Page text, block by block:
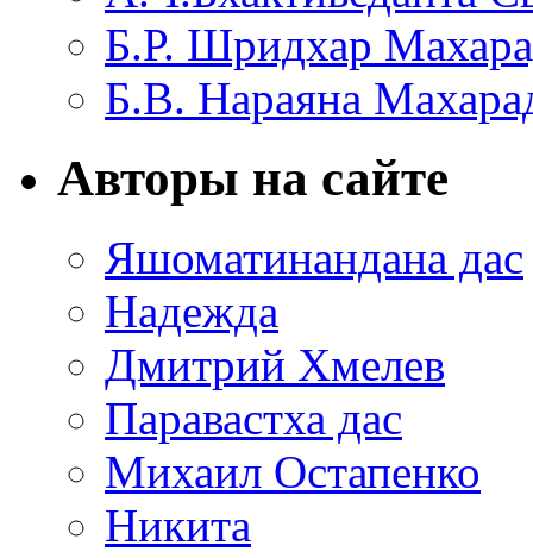
Б.Р. Шридхар
Б.В. Нараяна
Авторы на сайте
Яшоматинандана дас
Надежда
Дмитрий Хмелев
Паравастха дас
Михаил Остапенко
Никита